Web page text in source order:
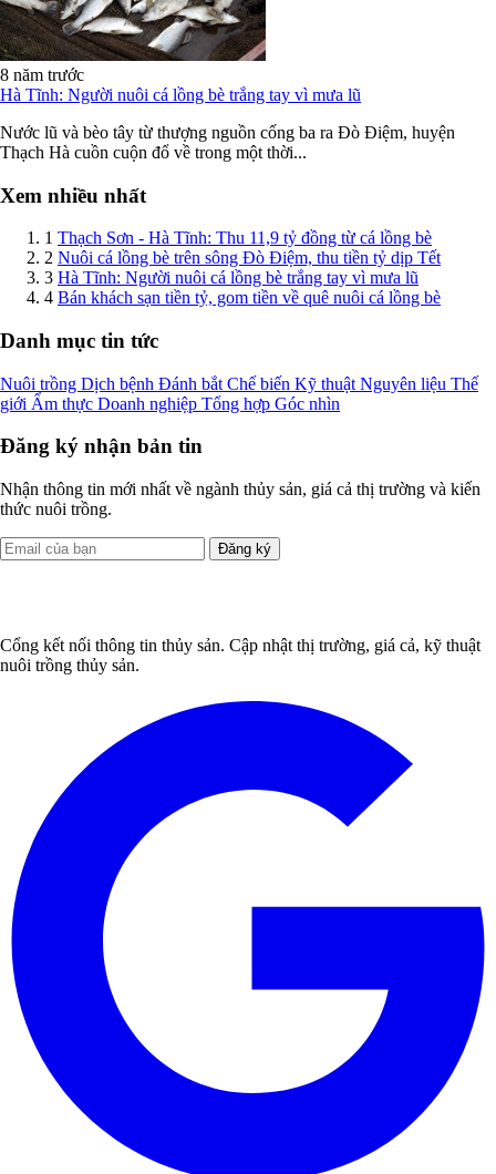
8 năm trước
Hà Tĩnh: Người nuôi cá lồng bè trắng tay vì mưa lũ
Nước lũ và bèo tây từ thượng nguồn cống ba ra Đò Điệm, huyện
Thạch Hà cuồn cuộn đổ về trong một thời...
Xem nhiều nhất
1 Thạch Sơn - Hà Tĩnh: Thu 11,9 tỷ đồng từ cá lồng bè
2 Nuôi cá lồng bè trên sông Đò Điệm, thu tiền tỷ dịp Tết
3 Hà Tĩnh: Người nuôi cá lồng bè trắng tay vì mưa lũ
4 Bán khách sạn tiền tỷ, gom tiền về quê nuôi cá lồng bè
Danh mục tin tức
Nuôi trồng Dịch bệnh Đánh bắt Chế biến Kỹ thuật Nguyên liệu Thế
giới Ẩm thực Doanh nghiệp Tổng hợp Góc nhìn
Đăng ký nhận bản tin
Nhận thông tin mới nhất về ngành thủy sản, giá cả thị trường và kiến
thức nuôi trồng.
Đăng ký
Cổng kết nối thông tin thủy sản. Cập nhật thị trường, giá cả, kỹ thuật
nuôi trồng thủy sản.